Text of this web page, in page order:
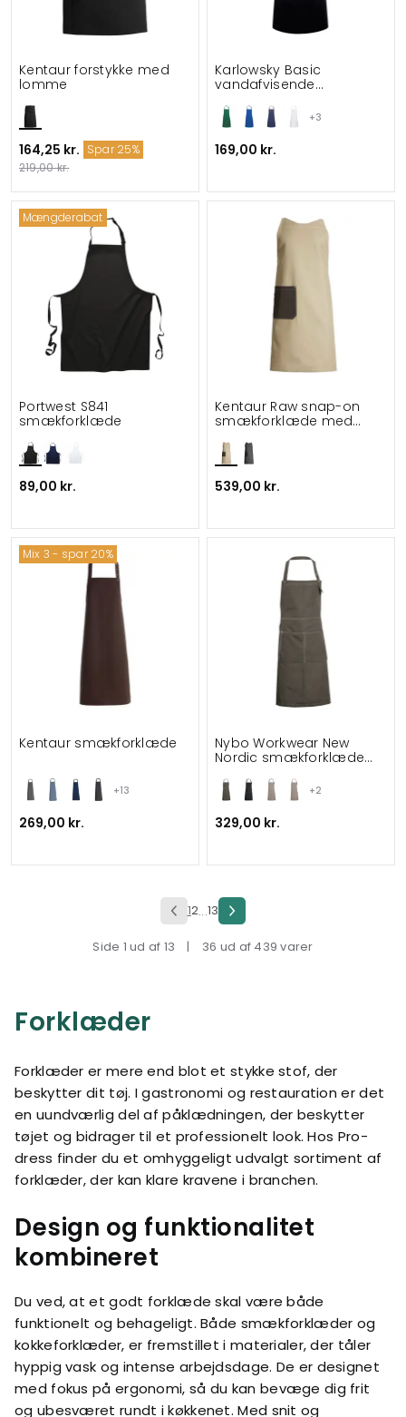
Kentaur forstykke med
lomme
164,25 kr. Spar 25%
219,00 kr.
+3
Karlowsky Basic
vandafvisende
169,00 kr.
Mængderabat
Portwest S841
smækforklæde
89,00 kr.
Kentaur Raw snap-on
smækforklæde med
539,00 kr.
Mix 3 - spar 20%
+13
Kentaur smækforklæde
269,00 kr.
+2
Nybo Workwear New
Nordic smækforklæde
329,00 kr.
12...13
Side 1 ud af 13 | 36 ud af 439 varer
Forklæder
Forklæder er mere end blot et stykke stof, der
beskytter dit tøj. I gastronomi og restauration er det
en uundværlig del af påklædningen, der beskytter
tøjet og bidrager til et professionelt look. Hos Pro-
dress finder du et omhyggeligt udvalgt sortiment af
forklæder, der kan klare kravene i branchen.
Design og funktionalitet
kombineret
Du ved, at et godt forklæde skal være både
funktionelt og behageligt. Både smækforklæder og
kokkeforklæder, er fremstillet i materialer, der tåler
hyppig vask og intense arbejdsdage. De er designet
med fokus på ergonomi, så du kan bevæge dig frit
og ubesværet rundt i køkkenet. Med snit og